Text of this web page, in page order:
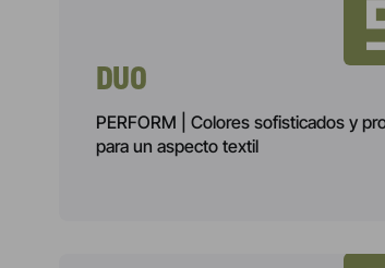
DUO
PERFORM | Colores sofisticados y
para un aspecto textil